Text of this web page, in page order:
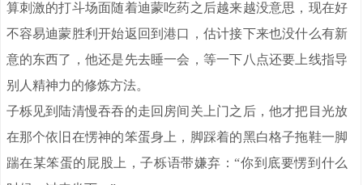
算刺激的打斗场面随着迪蒙吃药之后越来越没意思，现在好
不容易迪蒙胜利开始返回到港口，估计接下来也没什么有新
意的东西了，他还是先去睡一会，等一下八点还要上线指导
别人精神力的修炼方法。
子栎见到陆清慢吞吞的走回房间关上门之后，他才把目光放
在那个依旧在愣神的笨蛋身上，脚踩着的黑白格子拖鞋一脚
踹在某笨蛋的屁股上，子栎语带嫌弃：“你到底要愣到什么